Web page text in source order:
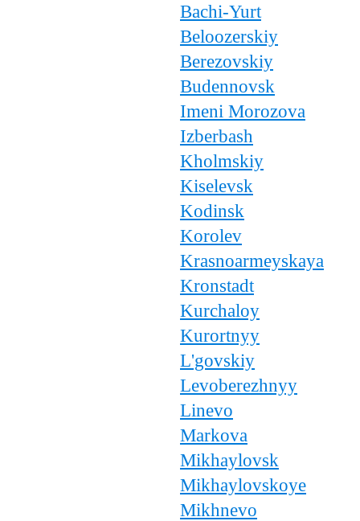
Bachi-Yurt
Beloozerskiy
Berezovskiy
Budennovsk
Imeni Morozova
Izberbash
Kholmskiy
Kiselevsk
Kodinsk
Korolev
Krasnoarmeyskaya
Kronstadt
Kurchaloy
Kurortnyy
L'govskiy
Levoberezhnyy
Linevo
Markova
Mikhaylovsk
Mikhaylovskoye
Mikhnevo